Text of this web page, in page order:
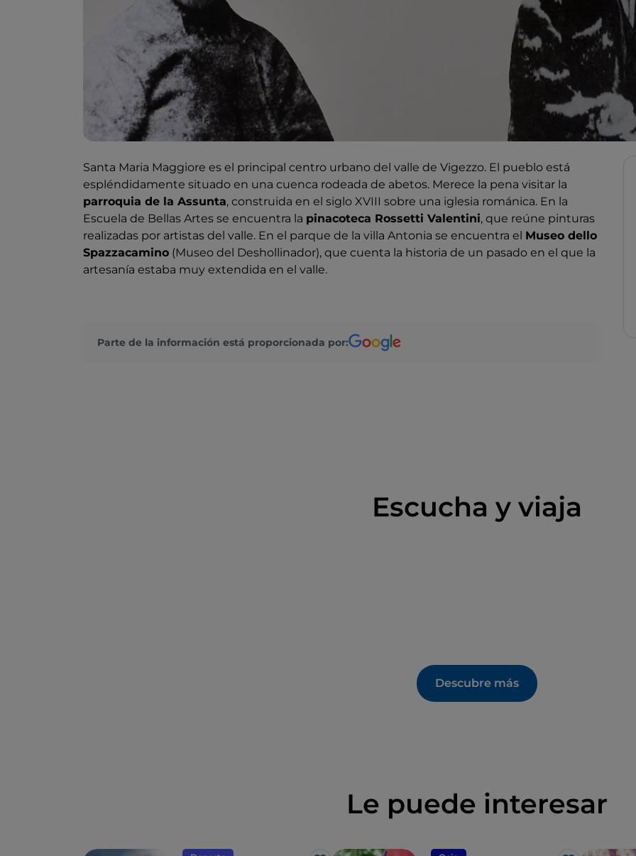
Santa Maria Maggiore es el principal centro urbano del valle de Vigezzo. El pueblo está
espléndidamente situado en una cuenca rodeada de abetos. Merece la pena visitar la
parroquia de la Assunta, construida en el siglo XVIII sobre una iglesia románica. En la
Escuela de Bellas Artes se encuentra la pinacoteca Rossetti Valentini, que reúne pinturas
realizadas por artistas del valle. En el parque de la villa Antonia se encuentra el Museo dello
Spazzacamino (Museo del Deshollinador), que cuenta la historia de un pasado en el que la
artesanía estaba muy extendida en el valle.
Parte de la información está proporcionada por:
Escucha y viaja
Descubre más
Le puede interesar